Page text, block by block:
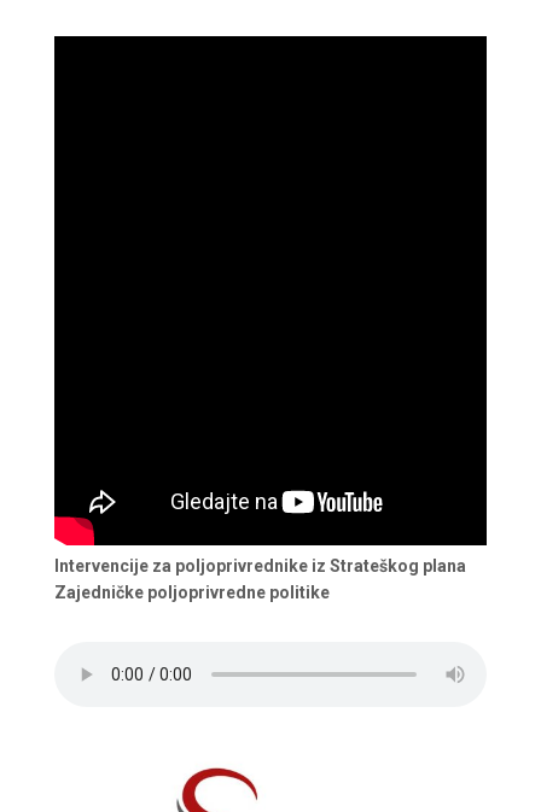
Intervencije za poljoprivrednike iz Strateškog plana
Zajedničke poljoprivredne politike